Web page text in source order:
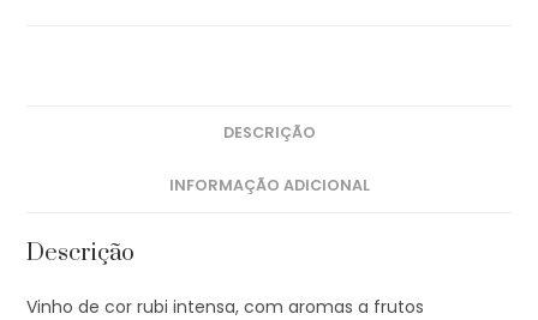
DESCRIÇÃO
INFORMAÇÃO ADICIONAL
Descrição
Vinho de cor rubi intensa, com aromas a frutos